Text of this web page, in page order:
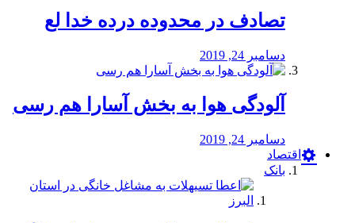
تصادف در محدوده درده خدا لع
دسامبر 24, 2019
آلودگی هوا به بخش آسارا هم رسی
دسامبر 24, 2019
اقتصاد
بانک